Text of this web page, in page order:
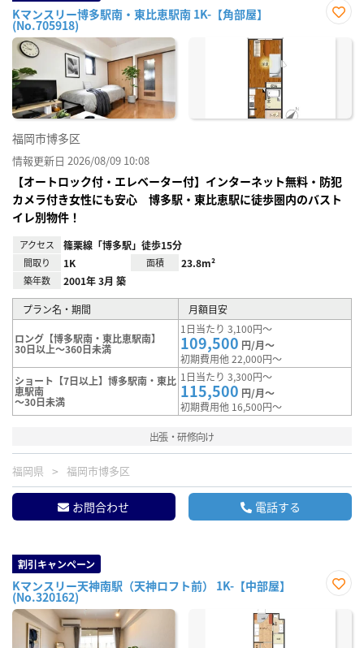
Kマンスリー博多駅南・東比恵駅南 1K-【角部屋】
(No.705918)
に入
福岡市博多区
情報更新日 2026/08/09 10:08
【オートロック付・エレベーター付】インターネット無料・防犯
カメラ付き女性にも安心 博多駅・東比恵駅に徒歩圏内のバスト
イレ別物件！
アクセス 篠栗線「博多駅」徒歩15分
間取り 1K 面積 23.8m²
築年数 2001年 3月 築
プラン名・期間 月額目安
ロング【博多駅南・東比恵駅南】
30日以上～360日未満
1日当たり 3,100円～
109,500 円/月～
初期費用他 22,000円～
ショート【7日以上】博多駅南・東比
恵駅南
～30日未満
1日当たり 3,300円～
115,500 円/月～
初期費用他 16,500円～
出張・研修向け
福岡県 福岡市博多区
お問合わせ 電話する
割引キャンペーン
Kマンスリー天神南駅（天神ロフト前） 1K-【中部屋】
(No.320162)
に入